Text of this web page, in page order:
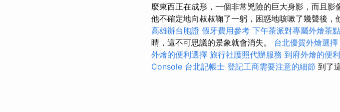
麼東西正在成形，一個非常兇險的巨大身影，而且影
他不確定地向叔叔鞠了一躬，困惑地咳嗽了幾聲後，
高雄辦台胞證 假牙費用參考 下午茶派對專屬外燴茶點
睛，這不可思議的景象就會消失。 台北優質外燴選擇
外燴的便利選擇 旅行社護照代辦服務 到府外燴的便
Console 台北記帳士 登記工商需要注意的細節 到了